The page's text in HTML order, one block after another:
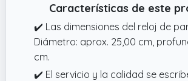
Características de este
✔️ Las dimensiones del reloj de
Diámetro: aprox. 25,00 cm,
cm.
✔️ El servicio y la calidad se